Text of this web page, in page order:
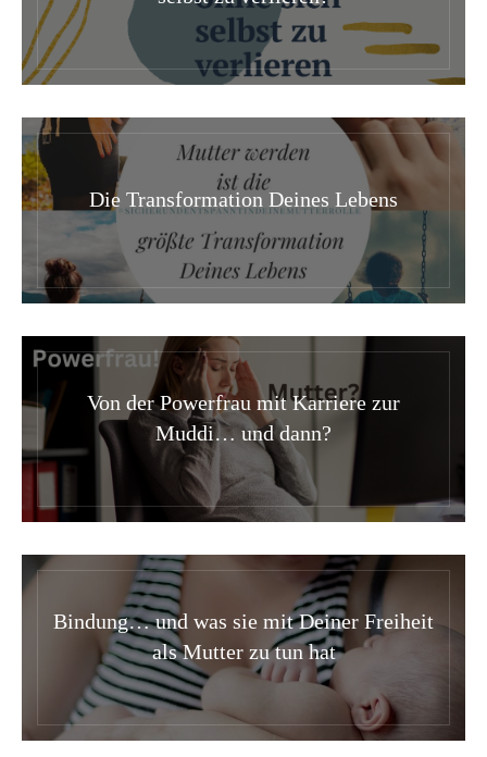
Die Transformation Deines Lebens
Von der Powerfrau mit Karriere zur
Muddi… und dann?
Bindung… und was sie mit Deiner Freiheit
als Mutter zu tun hat